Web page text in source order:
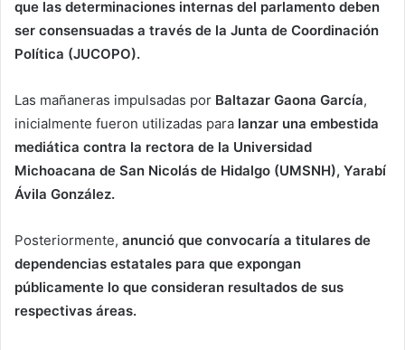
que las determinaciones internas del parlamento deben
ser consensuadas a través de la Junta de Coordinación
Política (JUCOPO).
Las mañaneras impulsadas por Baltazar Gaona García,
inicialmente fueron utilizadas para lanzar una embestida
mediática contra la rectora de la Universidad
Michoacana de San Nicolás de Hidalgo (UMSNH), Yarabí
Ávila González.
Posteriormente, anunció que convocaría a titulares de
dependencias estatales para que expongan
públicamente lo que consideran resultados de sus
respectivas áreas.